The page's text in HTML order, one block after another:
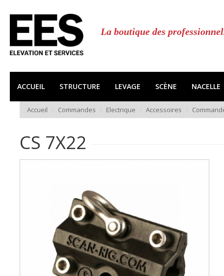
contenu
principal
La boutique des
ACCUEIL STRUCTURE LEVAGE SCÈNE NACELLE
Accueil Commandes Electrique Accessoires
CS 7X22